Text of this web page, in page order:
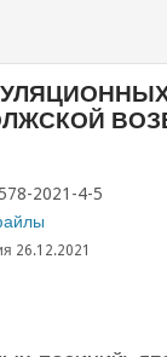
2021-4-5
26.12.2021